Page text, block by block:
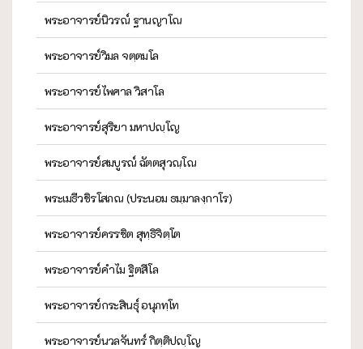
พระอาจารย์นิวรณ์ ฐานญาโณ
พระอาจารย์วิมล จตฺตมโล
พระอาจารย์ไพศาล วิสาโล
พระอาจารย์สุริยา มหาปญฺโญ
พระอาจารย์สมบูรณ์ ฉัตตสุวณฺโณ
พระเมธีวชิรโสภณ (ประนอม ธมฺมาลงฺกาโร)
พระอาจารย์ครรชิต สุทฺธิจิตฺโต
พระอาจารย์คำไม ฐิตสีโล
พระอาจารย์กระสินธุ์ อนุภทฺโท
พระอาจารย์นวลจันทร์ กิตฺติปญฺโญ